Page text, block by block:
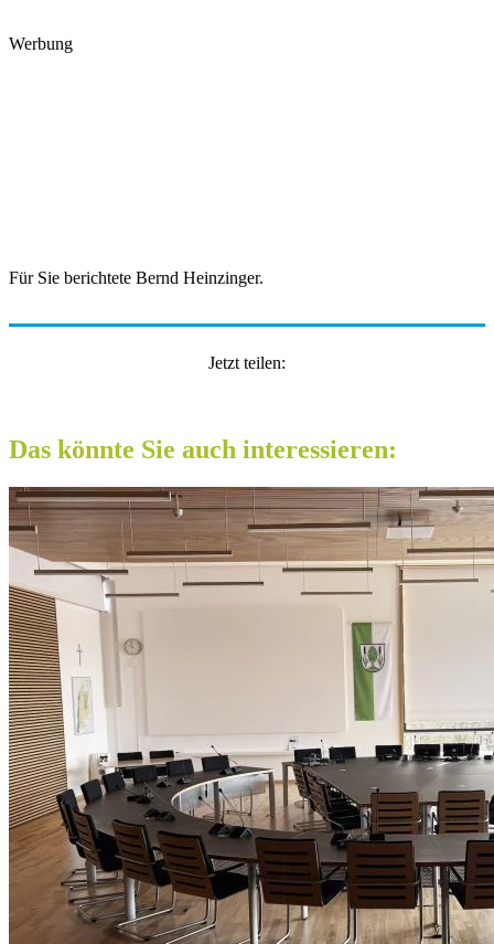
Werbung
Für Sie berichtete Bernd Heinzinger.
Jetzt teilen:
Das könnte Sie auch interessieren: